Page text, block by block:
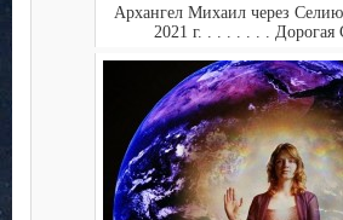
Архангел Михаил через
2021 г. . . . . . . . Дорогая